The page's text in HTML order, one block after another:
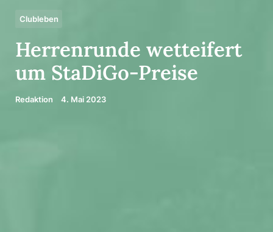
Clubleben
Herren­runde wett­ei­fert
um StaDiGo-Preise
Redaktion 4. Mai 2023